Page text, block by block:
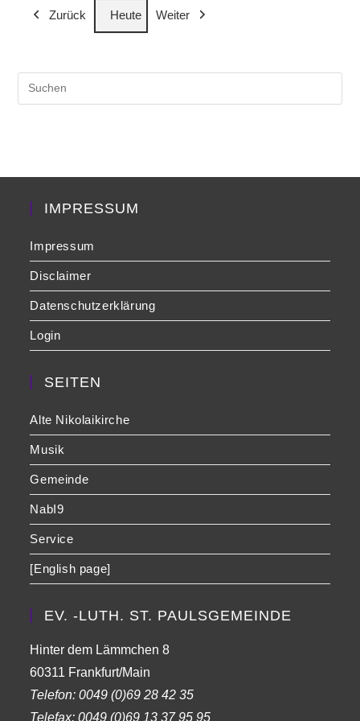
Veranstaltung)
Zurück Heute Weiter
IMPRESSUM
Impressum
Disclaimer
Datenschutzerklärung
Login
SEITEN
Alte Nikolaikirche
Musik
Gemeinde
NabI9
Service
[English page]
EV. -LUTH. ST. PAULSGEMEINDE
Hinter dem Lämmchen 8
60311 Frankfurt/Main
Telefon:0049 (0)69 28 42 35
Telefax:0049 (0)69 13 37 95 95